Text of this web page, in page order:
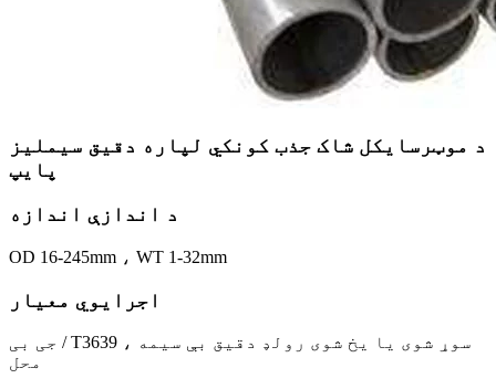
د موټرسایکل شاک جذب کونکي لپاره دقیق سیملیز
پایپ
د اندازې اندازه
OD 16-245mm ، WT 1-32mm
اجرایوي معیار
جی بی / T3639 ، سوړ شوی یا یخ شوی رولډ دقیق بې سیمه
محل